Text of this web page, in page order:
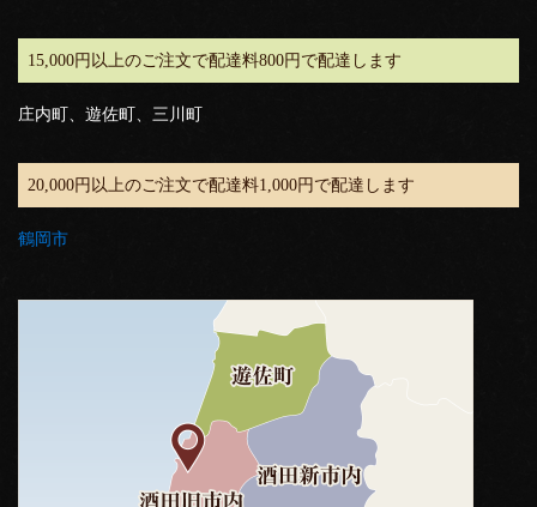
15,000円以上のご注文で配達料800円で配達します
庄内町、遊佐町、三川町
20,000円以上のご注文で配達料1,000円で配達します
鶴岡市